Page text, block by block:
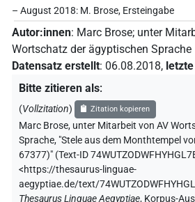
– August 2018: M. Brose, Ersteingabe
Autor:innen: Marc Brose; unter
Wortschatz der ägyptischen Sprache
Datensatz erstellt: 06.08.2018,
Bitte zitieren als:
(Vollzitation) Zitation kopieren
Marc Brose, unter Mitarbeit von AV
Sprache, "Stele aus dem Monthtempel
67377)" (Text-ID
<https://thesaurus-linguae-
aegyptiae.de/text/
Thesaurus Linguae Aegyptiae, Korpus-